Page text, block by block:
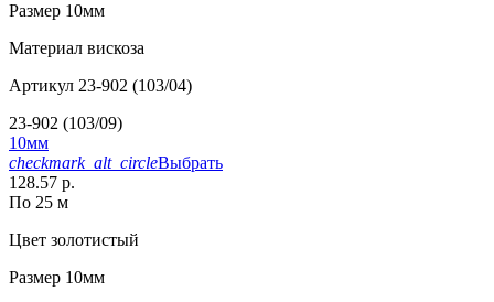
Размер 10мм
Материал вискоза
Артикул 23-902 (103/04)
23-902 (103/09)
10мм
checkmark_alt_circleВыбрать
128.57 р.
По 25 м
Цвет золотистый
Размер 10мм